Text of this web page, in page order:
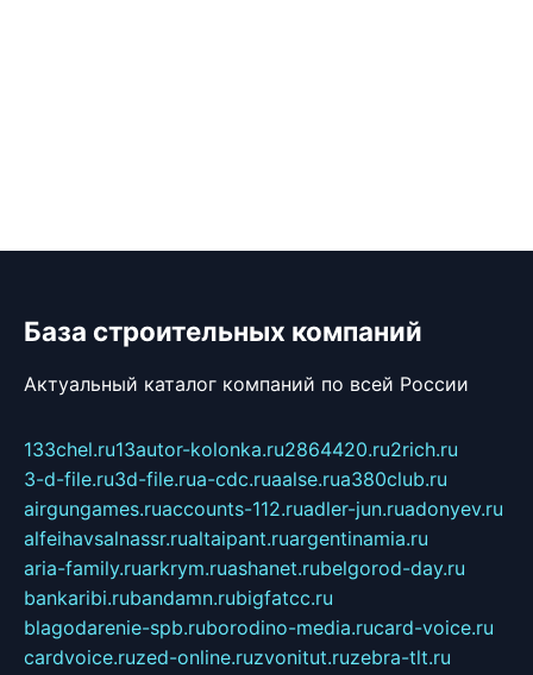
База строительных компаний
Актуальный каталог компаний по всей России
133chel.ru13autor-kolonka.ru2864420.ru2rich.ru
3-d-file.ru3d-file.rua-cdc.ruaalse.rua380club.ru
airgungames.ruaccounts-112.ruadler-jun.ruadonyev.ru
alfeihavsalnassr.rualtaipant.ruargentinamia.ru
aria-family.ruarkrym.ruashanet.rubelgorod-day.ru
bankaribi.rubandamn.rubigfatcc.ru
blagodarenie-spb.ruborodino-media.rucard-voice.ru
cardvoice.ruzed-online.ruzvonitut.ruzebra-tlt.ru